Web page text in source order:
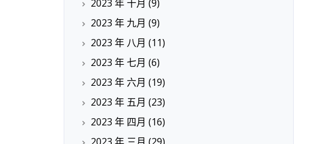
2023 年 十月 (9)
2023 年 九月 (9)
2023 年 八月 (11)
2023 年 七月 (6)
2023 年 六月 (19)
2023 年 五月 (23)
2023 年 四月 (16)